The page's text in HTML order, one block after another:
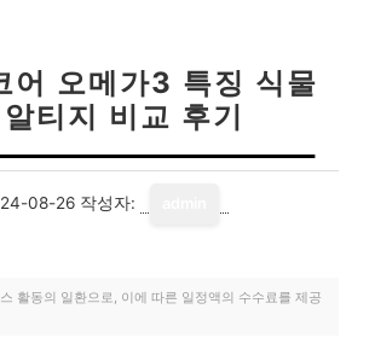
어 오메가3 특징 식물
티지 비교 후기
08-26 작성자:
활동의 일환으로, 이에 따른 일정액의 수수료를 제공